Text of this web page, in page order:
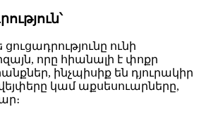
ունի
որը հիանալի է փոքր
ինչպիսիք են դյուրակիր
կամ աքսեսուարները,